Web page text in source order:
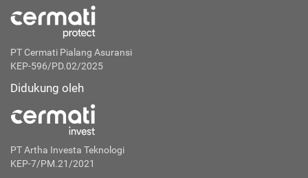
PT Cermati Pialang Asuransi
KEP-596/PD.02/2025
Didukung oleh
PT Artha Investa Teknologi
KEP-7/PM.21/2021